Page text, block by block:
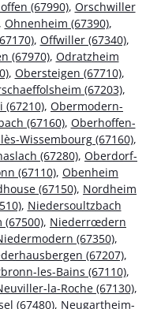
(67990), Orschwiller
Ohnenheim (67390),
, Offwiller (67340),
(67970), Odratzheim
, Obersteigen (67710),
(67203),
(67210), Obermodern-
(67160), Oberhoffen-
Wissembourg (67160),
(67280), Oberdorf-
(67110), Obenheim
(67150), Nordheim
, Niedersoultzbach
, Niederrœdern
(67350),
(67207),
les-Bains (67110),
la-Roche (67130),
(67480), Neugartheim-